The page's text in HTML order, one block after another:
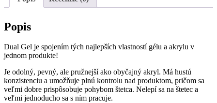
Popis
Dual Gel je spojením tých najlepších vlastností gélu a akrylu v
jednom produkte!
Je odolný, pevný, ale pružnejší ako obyčajný akryl. Má hustú
konzistenciu a umožňuje plnú kontrolu nad produktom, pričom sa
veľmi dobre prispôsobuje pohybom štetca. Nelepí sa na štetec a
veľmi jednoducho sa s ním pracuje.